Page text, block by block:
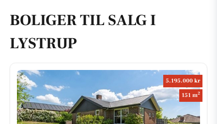
BOLIGER TIL SALG I
LYSTRUP
5.195.000 kr
151 m2